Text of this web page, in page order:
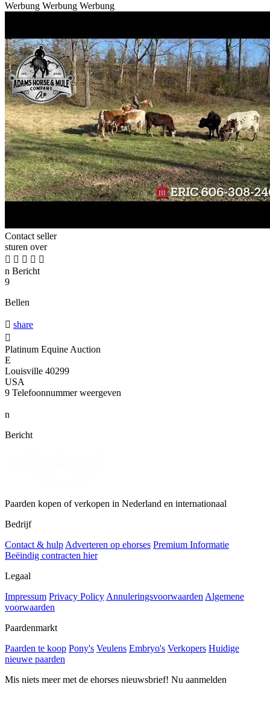
Werbung Werbung Werbung
Contact seller
sturen over
    
n Bericht
9
Bellen
 share

Platinum Equine Auction
E
Louisville 40299
USA
9 Telefoonnummer weergeven
n
Bericht
Paarden kopen of verkopen in Nederland en internationaal
Bedrijf
Contact & hulpAdverteren op ehorses Premium Informatie
Beëindig contracten hier
Legaal
Impressum Privacy PolicyAnnuleringsvoorwaardenAlgemene
voorwaarden
Paardenmarkt
Paarden te koop Pony's Veulens Embryo's Verkopers Huidige
nieuwe paarden
Mis niets meer met de ehorses nieuwsbrief! Nu aanmelden